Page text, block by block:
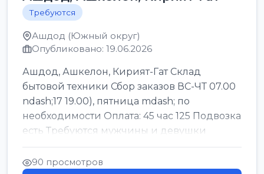
Требуются
Ашдод (Южный округ)
Опубликовано: 19.06.2026
Ашдод, Ашкелон, Кирият-Гат Склад
бытовой техники Сбор заказов ВС-ЧТ 07.00
ndash;17 19.00), пятница mdash; по
необходимости Оплата: 45 час 125 Подвозка
есть Требуются мужчины и девушки
Только официальн...
90 просмотров